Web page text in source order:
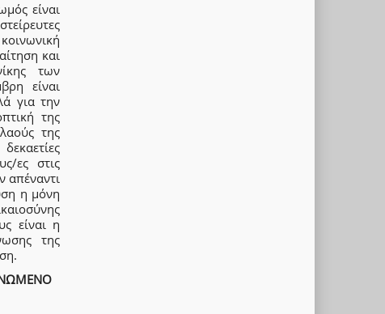
είναι
και
των
είναι
για την
της
της
ες στις
απέναντι
η μόνη
είναι η
της